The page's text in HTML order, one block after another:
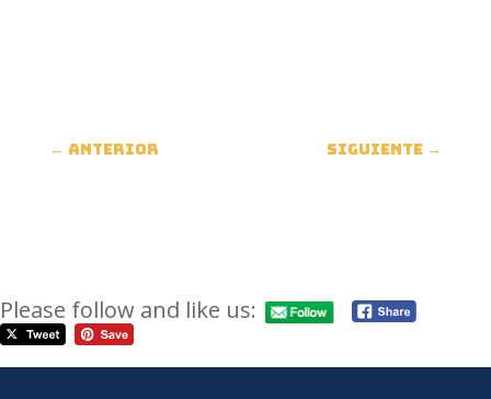
← anterior siguiente →
Please follow and like us: